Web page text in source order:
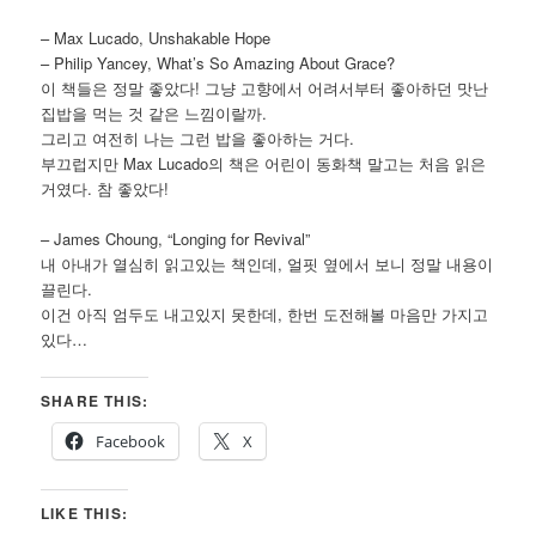
– Max Lucado, Unshakable Hope
– Philip Yancey, What’s So Amazing About Grace?
이 책들은 정말 좋았다! 그냥 고향에서 어려서부터 좋아하던 맛난
집밥을 먹는 것 같은 느낌이랄까.
그리고 여전히 나는 그런 밥을 좋아하는 거다.
부끄럽지만 Max Lucado의 책은 어린이 동화책 말고는 처음 읽은
거였다. 참 좋았다!
– James Choung, “Longing for Revival”
내 아내가 열심히 읽고있는 책인데, 얼핏 옆에서 보니 정말 내용이
끌린다.
이건 아직 엄두도 내고있지 못한데, 한번 도전해볼 마음만 가지고
있다…
SHARE THIS:
Facebook
X
LIKE THIS: